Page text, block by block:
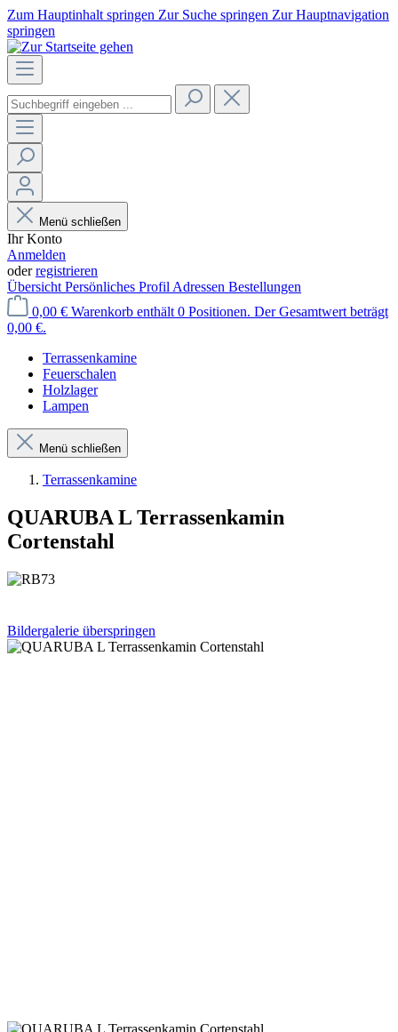
Zum Hauptinhalt springen Zur Suche springen Zur Hauptnavigation
springen
Menü schließen
Ihr Konto
Anmelden
oderregistrieren
Übersicht Persönliches Profil Adressen Bestellungen
0,00 € Warenkorb enthält 0 Positionen. Der Gesamtwert beträgt
0,00 €.
Terrassenkamine
Feuerschalen
Holzlager
Lampen
Menü schließen
Terrassenkamine
QUARUBA L Terrassenkamin
Cortenstahl
Bildergalerie überspringen